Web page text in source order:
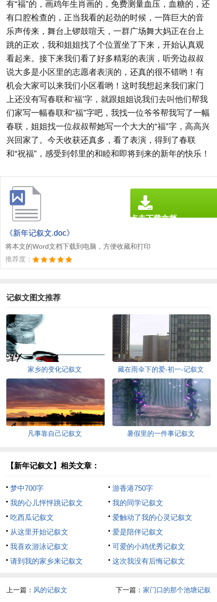
有“福”的，画鸡年生肖画的，免费测量血压，血糖的，还
有口腔检查的，正当我看的起劲的时候，一阵巨大的音
乐声传来，舞台上锣鼓喧天，一群广场舞大妈正在台上
跳的正欢，我和姐姐找了个位置坐了下来，开始认真观
看起来。接下来我们看了好多精彩的表演，听旁边叔叔
说大多是小区里的志愿者表演的，还真的很不错哟！有
机会大家可以来我们小区看哟！这时我想起来我们家门
上还没有写春联和‘福’字，就跟姐姐说我们去叫他们帮我
们家写一幅春联和“福”字吧，我找一位爷爷帮我写了一幅
春联，姐姐找一位叔叔帮她写一个大大的“福”字，高高兴
兴回家了。今天收获还真多，看了表演，得到了春联
和“祝福”，感受到邻里的和睦和即将到来的新年的快乐！
《新年记叙文.doc》
将本文的Word文档下载到电脑，方便收藏和打印
推荐度：
点击下载文档
记叙文图文推荐
家乡的变化记叙文 藏在雨伞下的爱-初一-记叙文
凡事靠自己记叙文 暑假里的一件事记叙文
【新年记叙文】相关文章：
梦中700字
游香港750字
我的心儿怦怦跳记叙文
我的同学记叙文
吃西瓜记叙文
爱触动了我的心灵记叙文
从这里开始记叙文
爱是陪伴记叙文
我喜欢游泳记叙文
可爱的小鸡优秀记叙文
请到我的家乡来记叙文
这次我没有后悔记叙文
上一篇： 风的记叙文 下一篇： 家门口的那个池塘记叙